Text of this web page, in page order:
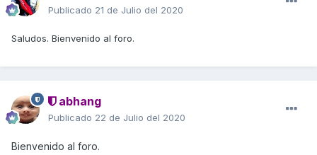
Publicado 21 de Julio del 2020
Saludos. Bienvenido al foro.
abhang
Publicado 22 de Julio del 2020
Bienvenido al foro.